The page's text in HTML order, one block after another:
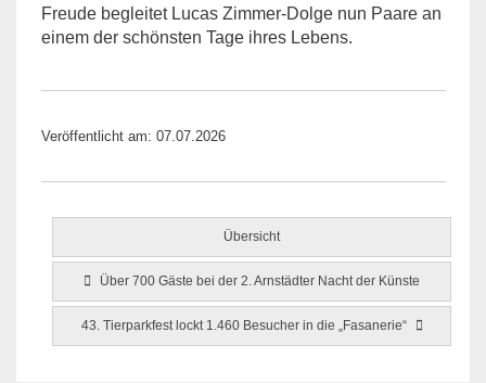
Freude begleitet Lucas Zimmer-Dolge nun Paare an
einem der schönsten Tage ihres Lebens.
Veröffentlicht am: 07.07.2026
Übersicht
Über 700 Gäste bei der 2. Arnstädter Nacht der Künste
43. Tierparkfest lockt 1.460 Besucher in die „Fasanerie“